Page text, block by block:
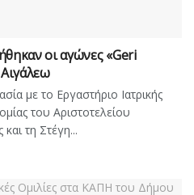
οι αγώνες «Geri
με το Εργαστήριο Ιατρικής
του Αριστοτελείου
τη Στέγη...